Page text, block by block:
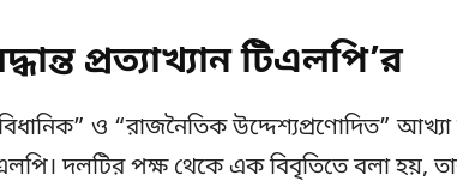
প্রত্যাখ্যান টিএলপি’র
ও “রাজনৈতিক উদ্দেশ্যপ্রণোদিত”
দলটির পক্ষ থেকে এক বিবৃতিতে বলা হয়,